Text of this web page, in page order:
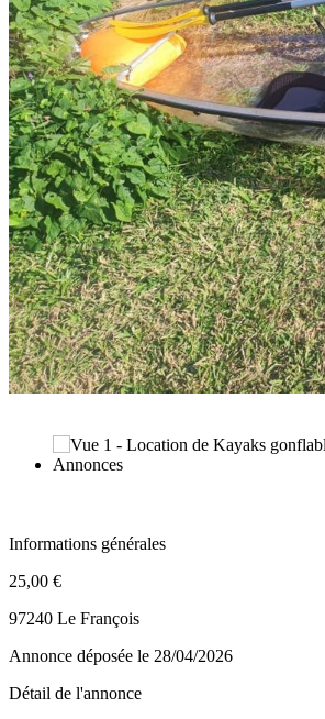
Informations générales
25,00 €
97240 Le François
Annonce déposée le 28/04/2026
Détail de l'annonce